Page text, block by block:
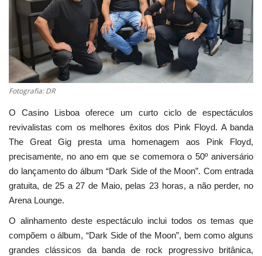
Saúde
Ficha técnica
Cultura
Ambiente
Fotografia: DR
O Casino Lisboa oferece um curto ciclo de espectáculos
revivalistas com os melhores êxitos dos Pink Floyd. A banda
The Great Gig presta uma homenagem aos Pink Floyd,
precisamente, no ano em que se comemora o 50º aniversário
do lançamento do álbum “Dark Side of the Moon”. Com entrada
gratuita, de 25 a 27 de Maio, pelas 23 horas, a não perder, no
Arena Lounge.
O alinhamento deste espectáculo inclui todos os temas que
compõem o álbum, “Dark Side of the Moon”, bem como alguns
grandes clássicos da banda de rock progressivo britânica,